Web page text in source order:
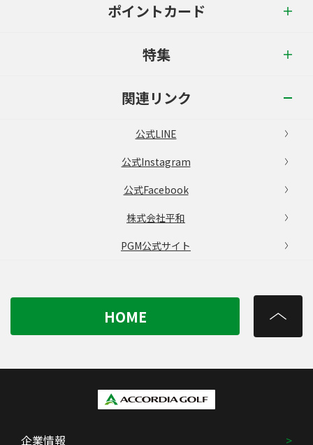
ポイントカード
特集
関連リンク
公式LINE
公式Instagram
公式Facebook
株式会社平和
PGM公式サイト
HOME
企業情報